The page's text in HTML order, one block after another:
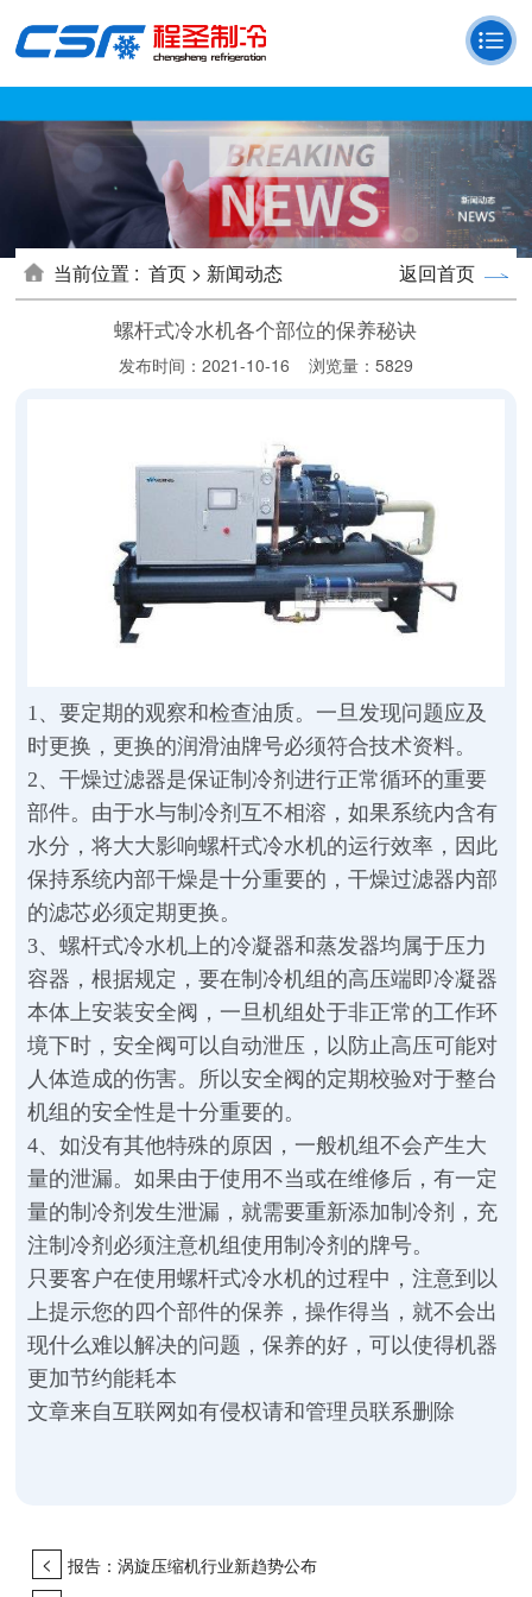
当前位置 : 首页 > 新闻动态 返回首页
螺杆式冷水机各个部位的保养秘诀
发布时间：2021-10-16 浏览量：5829
1、要定期的观察和检查油质。一旦发现问题应及
时更换，更换的润滑油牌号必须符合技术资料。
2、干燥过滤器是保证制冷剂进行正常循环的重要
部件。由于水与制冷剂互不相溶，如果系统内含有
水分，将大大影响螺杆式冷水机的运行效率，因此
保持系统内部干燥是十分重要的，干燥过滤器内部
的滤芯必须定期更换。
3、螺杆式冷水机上的冷凝器和蒸发器均属于压力
容器，根据规定，要在制冷机组的高压端即冷凝器
本体上安装安全阀，一旦机组处于非正常的工作环
境下时，安全阀可以自动泄压，以防止高压可能对
人体造成的伤害。所以安全阀的定期校验对于整台
机组的安全性是十分重要的。
4、如没有其他特殊的原因，一般机组不会产生大
量的泄漏。如果由于使用不当或在维修后，有一定
量的制冷剂发生泄漏，就需要重新添加制冷剂，充
注制冷剂必须注意机组使用制冷剂的牌号。
只要客户在使用螺杆式冷水机的过程中，注意到以
上提示您的四个部件的保养，操作得当，就不会出
现什么难以解决的问题，保养的好，可以使得机器
更加节约能耗本
文章来自互联网如有侵权请和管理员联系删除
<
报告：涡旋压缩机行业新趋势公布